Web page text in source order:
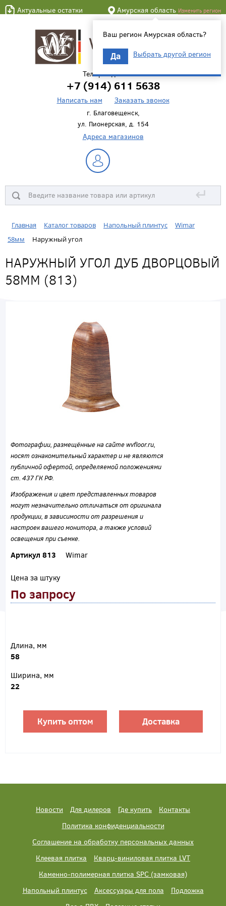
Актуальные остатки Амурская область Изменить регион
Ваш регион Амурская область?
Да Выбрать другой регион
Телефон для связи
+7 (914) 611 5638
Написать нам Заказать звонок
г. Благовещенск,
ул. Пионерская, д. 154
Адреса магазинов
↵
Главная Каталог товаров Напольный плинтус
Wimar
58мм
Наружный угол
НАРУЖНЫЙ УГОЛ ДУБ ДВОРЦОВЫЙ
58ММ (813)
Фотографии, размещённые на сайте wvfloor.ru,
носят ознакомительный характер и не являются
публичной офертой, определяемой положениями
ст. 437 ГК РФ.
Изображения и цвет представленных товаров
могут незначительно отличаться от оригинала
продукции, в зависимости от разрешения и
настроек вашего монитора, а также условий
освещения при съемке.
Артикул 813 Wimar
Цена за штуку
По запросу
Длина, мм
58
Ширина, мм
22
Купить оптом Доставка
Новости Для дилеров Где купить
Контакты
Политика конфиденциальности
Соглашение на обработку персональных данных
Клеевая плитка
Кварц-виниловая плитка LVT
Каменно-полимерная плитка SPC (замковая)
Напольный плинтус
Аксессуары для пола
Подложка